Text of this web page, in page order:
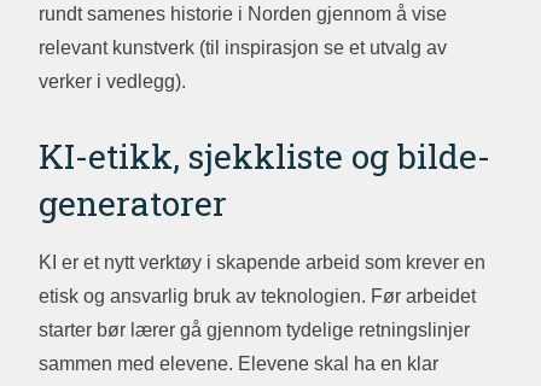
rundt samenes historie i Norden gjennom å vise
relevant kunstverk (til inspirasjon se et utvalg av
verker i vedlegg).
KI-etikk, sjekkliste og bilde-
generatorer
KI er et nytt verktøy i skapende arbeid som krever en
etisk og ansvarlig bruk av teknologien. Før arbeidet
starter bør lærer gå gjennom tydelige retningslinjer
sammen med elevene. Elevene skal ha en klar